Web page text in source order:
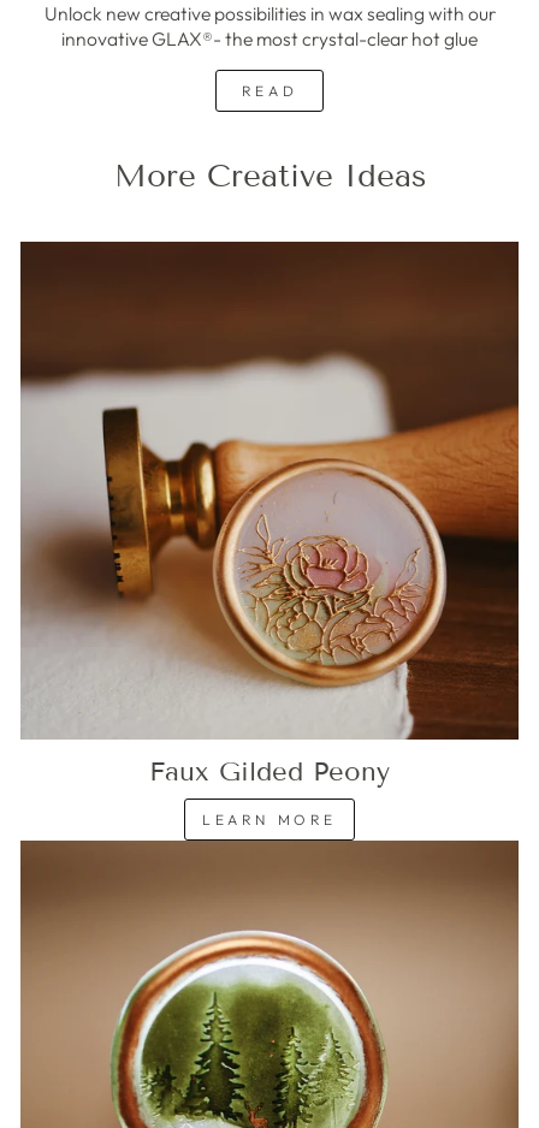
Unlock new creative possibilities in wax sealing with our
innovative GLAX®- the most crystal-clear hot glue
READ
More Creative Ideas
Faux Gilded Peony
LEARN MORE